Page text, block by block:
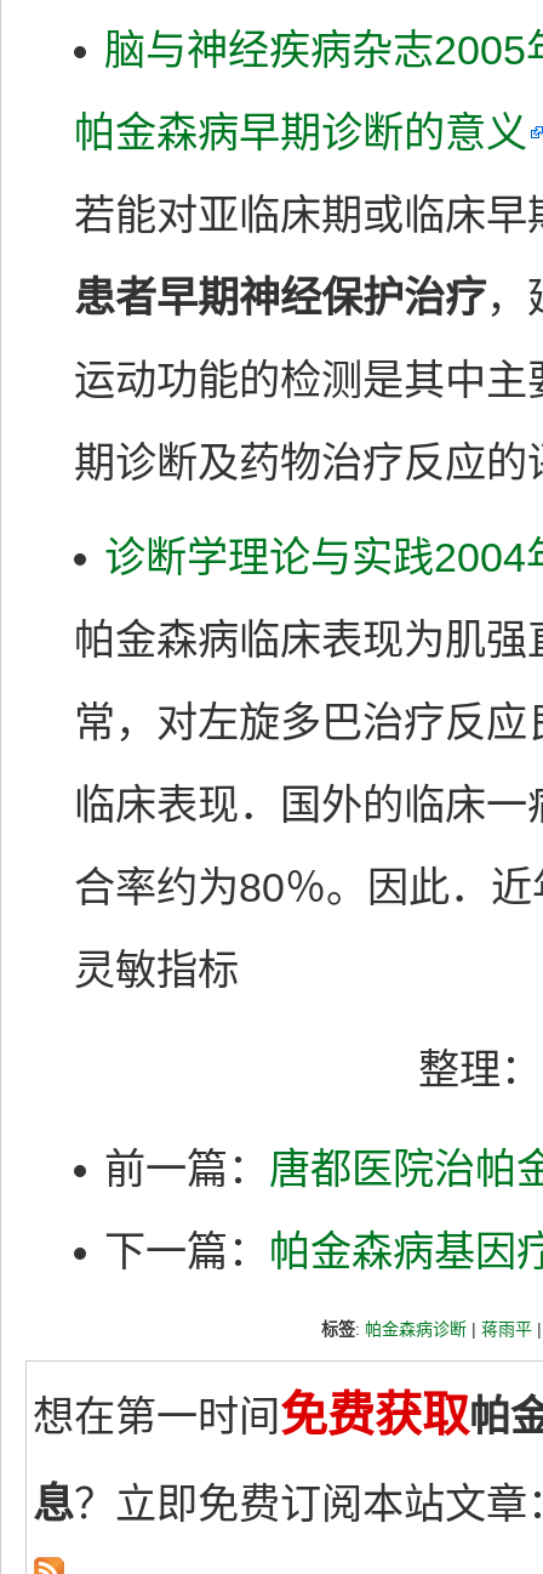
脑与神经疾病杂志
帕金森病早期诊断的意义
若能对亚临床期或临床
患者早期神经保护治疗，
运动功能的检测是其中
期诊断及药物治疗反应
诊断学理论与实践
帕金森病临床表现为肌
常，对左旋多巴治疗反
临床表现．国外的临床
合率约为80％。因此．
灵敏指标
整理：
前一篇： 唐都医院治帕
下一篇： 帕金森病基因
标签: 帕金森病诊断 | 蒋雨平
想在第一时间免费获取帕
息？立即免费订阅本站文章